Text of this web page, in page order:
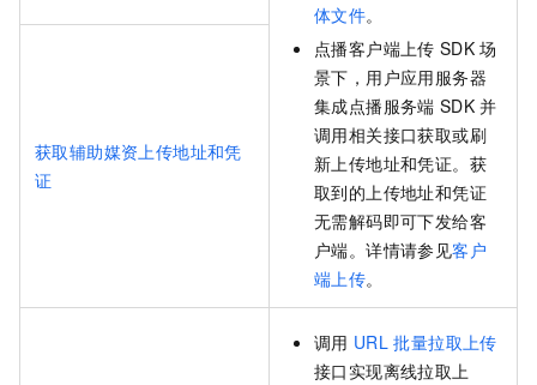
体文件。
点播客户端上传 SDK 场
景下，用户应用服务器
集成点播服务端 SDK 并
调用相关接口获取或刷
新上传地址和凭证。获
取到的上传地址和凭证
无需解码即可下发给客
户端。详情请参见客户
端上传。
获取辅助媒资上传地址和凭
证
调用 URL 批量拉取上传
接口实现离线拉取上